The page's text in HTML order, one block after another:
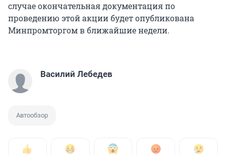
случае окончательная документация по
проведению этой акции будет опубликована
Минпромторгом в ближайшие недели.
Василий Лебедев
Автообзор